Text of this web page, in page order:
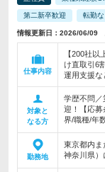
第二新卒歓迎 転勤な
情報更新日：2026/06/09
仕事内容
【200社
け直取引6
運用支援な
対象と
なる方
学歴不問／
迎！【応募
界/職種/年
勤務地
東京都内ま
神奈川県）